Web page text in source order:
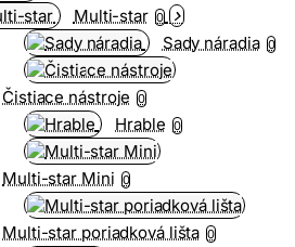
Multi-star 0
Sady náradia 0
Čistiace nástroje 0
Hrable 0
Multi-star Mini 0
Multi-star poriadková lišta 0